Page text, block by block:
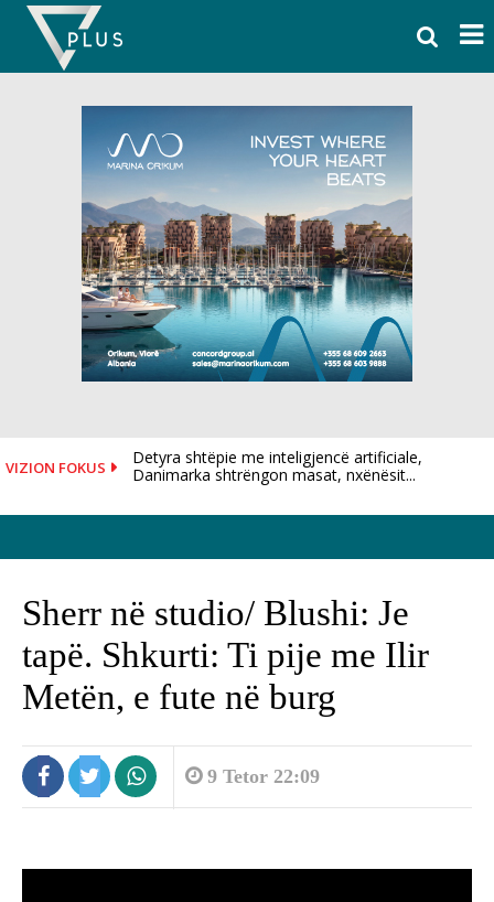
Skip
content
VIZION FOKUS
Detyra shtëpie me inteligjencë artificiale,
Danimarka shtrëngon masat, nxënësit...
Sherr në studio/ Blushi: Je
tapë. Shkurti: Ti pije me Ilir
Metën, e fute në burg
9 Tetor 22:09